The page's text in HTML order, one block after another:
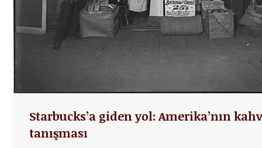
Starbucks’a giden yol: Amerika’nın
tanışması